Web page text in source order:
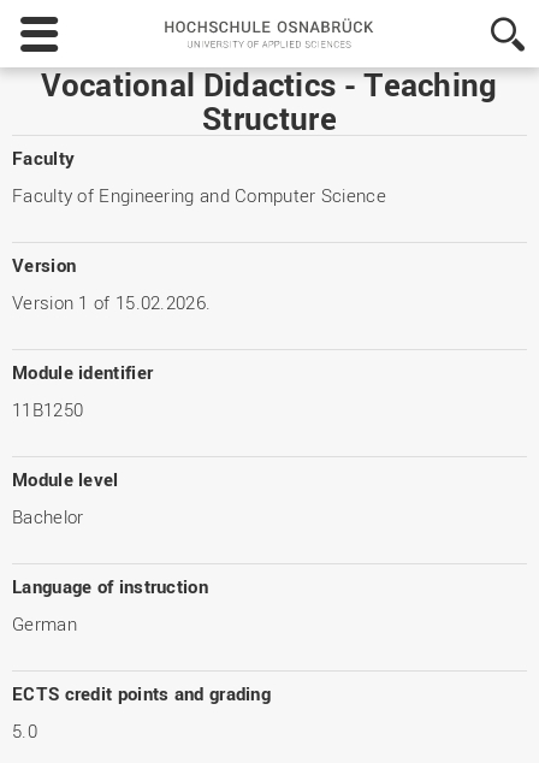
Hochschule
Osnabrück
-
University
Applied
Vocational Didactics - Teaching
Structure
Faculty
Faculty of Engineering and Computer Science
Version
Version 1 of 15.02.2026.
Module identifier
11B1250
Module level
Bachelor
Language of instruction
German
ECTS credit points and grading
5.0